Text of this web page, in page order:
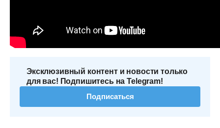
Эксклюзивный контент и новости только
для вас! Подпишитесь на Telegram!
Подписаться